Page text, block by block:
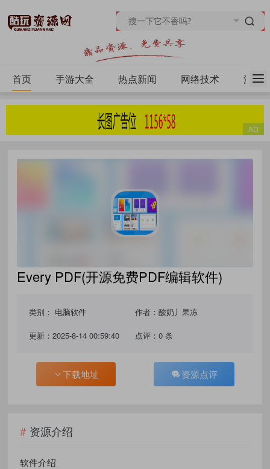
首页 手游大全 热点新闻 网络技术 源码
Every PDF(开源免费PDF编辑软件)
类别： 电脑软件 作者：酸奶丿果冻
更新：2025-8-14 00:59:40 点评：0 条
下载地址 资源点评
资源介绍
软件介绍